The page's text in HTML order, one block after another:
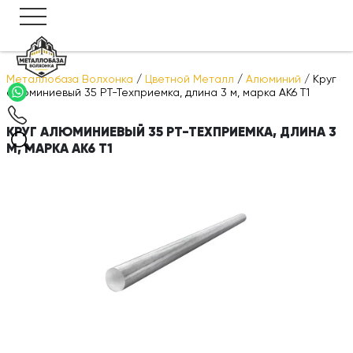
Металлобаза Волхонка / Цветной Металл / Алюминий / Круг
алюминиевый 35 РТ-Техприемка, длина 3 м, марка АК6 Т1
КРУГ АЛЮМИНИЕВЫЙ 35 РТ-ТЕХПРИЕМКА, ДЛИНА 3
М, МАРКА АК6 Т1